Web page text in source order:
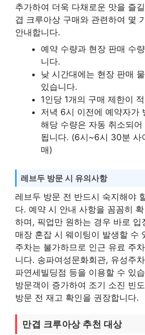
추가하여 더욱 다채로운 맛을 즐
겹 크루아상 구매와 관련하여 몇
안내합니다.
예약 수량과 현장 판매 수
니다.
낮 시간대에는 현장 판매
있습니다.
1인당 1개의 구매 제한이
저녁 6시 이전에 예약자가
해당 수량은 자동 취소되
됩니다. (6시~6시 30분 사
매)
레브두 방문 시 유의사항
레브두 방문 전 반드시 숙지해야
다. 예약 시 안내 사항을 꼼꼼히
하며, 픽업만 원하는 경우 바로 입
매장 혼잡 시 웨이팅이 발생할 수
주차는 불가하므로 인근 유료 주
니다. 송파여성문화회관, 유성주
파연세빌딩점 등을 이용할 수 있
방문객이 증가하여 조기 소진 빈
방문 전 재고 확인을 권장합니다.
만겹 크루아상 추천 대상